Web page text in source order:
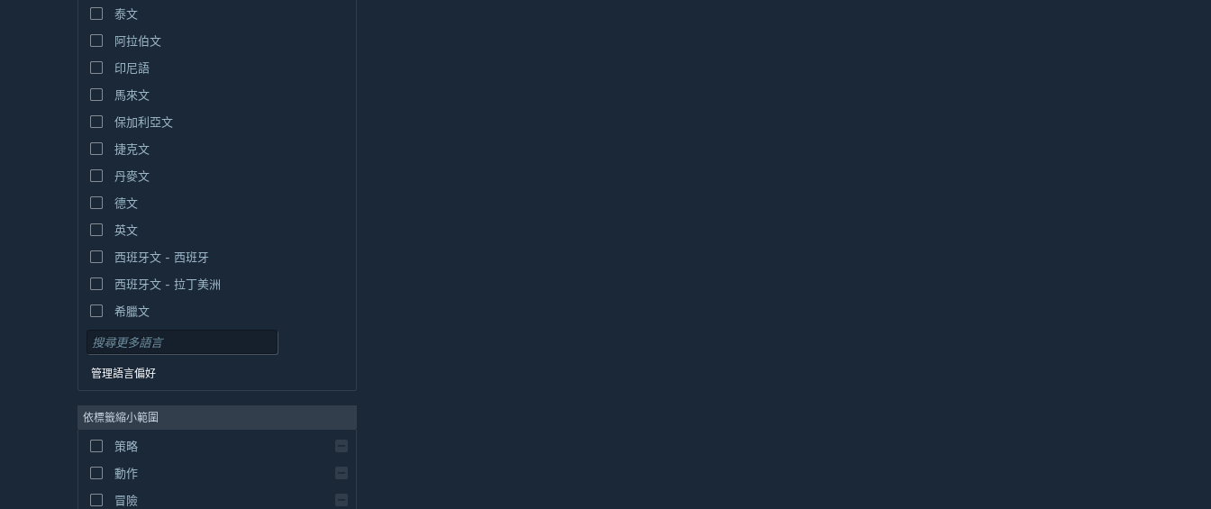
泰文
阿拉伯文
印尼語
馬來文
保加利亞文
捷克文
丹麥文
德文
英文
西班牙文 - 西班牙
西班牙文 - 拉丁美洲
希臘文
管理語言偏好
依標籤縮小範圍
策略
動作
冒險